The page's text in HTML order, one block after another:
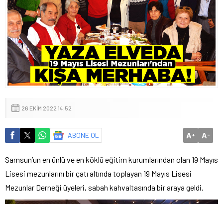
26 EKIM 2022 14:52
ABONE OL A+ A-
Samsun’un en ünlü ve en köklü eğitim kurumlarından olan 19 Mayıs
Lisesi mezunlarını bir çatı altında toplayan 19 Mayıs Lisesi
Mezunlar Derneği üyeleri, sabah kahvaltasında bir araya geldi.